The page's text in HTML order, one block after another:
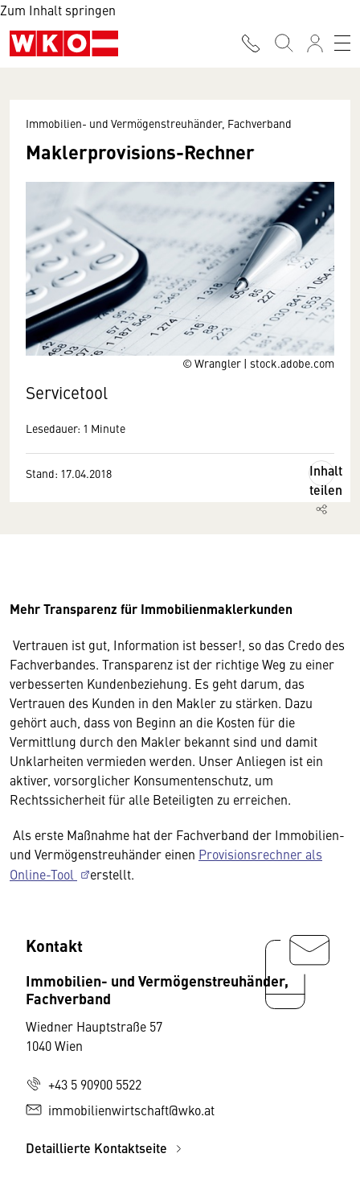
Zum Inhalt springen
© Wrangler | stock.adobe.com
Immobilien- und Vermögenstreuhänder, Fachverband
Maklerprovisions-Rechner
Servicetool
Lesedauer: 1 Minute
Stand: 17.04.2018
Inhalt
teilen
Mehr Transparenz für Immobilienmaklerkunden
Vertrauen ist gut, Information ist besser!, so das Credo des
Fachverbandes. Transparenz ist der richtige Weg zu einer
verbesserten Kundenbeziehung. Es geht darum, das
Vertrauen des Kunden in den Makler zu stärken. Dazu
gehört auch, dass von Beginn an die Kosten für die
Vermittlung durch den Makler bekannt sind und damit
Unklarheiten vermieden werden. Unser Anliegen ist ein
aktiver, vorsorglicher Konsumentenschutz, um
Rechtssicherheit für alle Beteiligten zu erreichen.
Als erste Maßnahme hat der Fachverband der Immobilien-
und Vermögenstreuhänder einen Provisionsrechner als
Online-Tool
erstellt.
Kontakt
Immobilien- und Vermögenstreuhänder,
Fachverband
Wiedner Hauptstraße 57
1040 Wien
+43 5 90900 5522
immobilienwirtschaft@wko.at
Detaillierte Kontaktseite